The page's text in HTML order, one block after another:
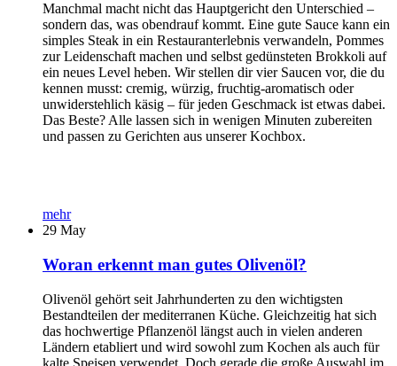
Manchmal macht nicht das Hauptgericht den Unterschied –
sondern das, was obendrauf kommt. Eine gute Sauce kann ein
simples Steak in ein Restauranterlebnis verwandeln, Pommes
zur Leidenschaft machen und selbst gedünsteten Brokkoli auf
ein neues Level heben. Wir stellen dir vier Saucen vor, die du
kennen musst: cremig, würzig, fruchtig-aromatisch oder
unwiderstehlich käsig – für jeden Geschmack ist etwas dabei.
Das Beste? Alle lassen sich in wenigen Minuten zubereiten
und passen zu Gerichten aus unserer Kochbox.
mehr
29 May
Woran erkennt man gutes Olivenöl?
Olivenöl gehört seit Jahrhunderten zu den wichtigsten
Bestandteilen der mediterranen Küche. Gleichzeitig hat sich
das hochwertige Pflanzenöl längst auch in vielen anderen
Ländern etabliert und wird sowohl zum Kochen als auch für
kalte Speisen verwendet. Doch gerade die große Auswahl im